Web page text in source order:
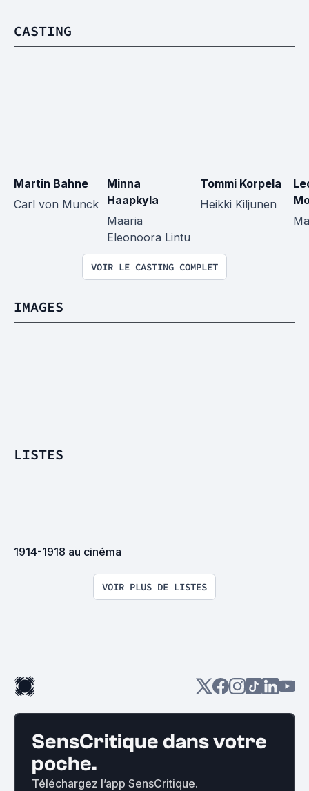
CASTING
Martin Bahne
Carl von Munck
Minna
Haapkyla
Maaria
Eleonoora Lintu
Tommi Korpela
Heikki Kiljunen
VOIR LE CASTING COMPLET
IMAGES
LISTES
1914-1918 au cinéma
VOIR PLUS DE LISTES
SensCritique dans votre
poche.
Téléchargez l’app SensCritique.